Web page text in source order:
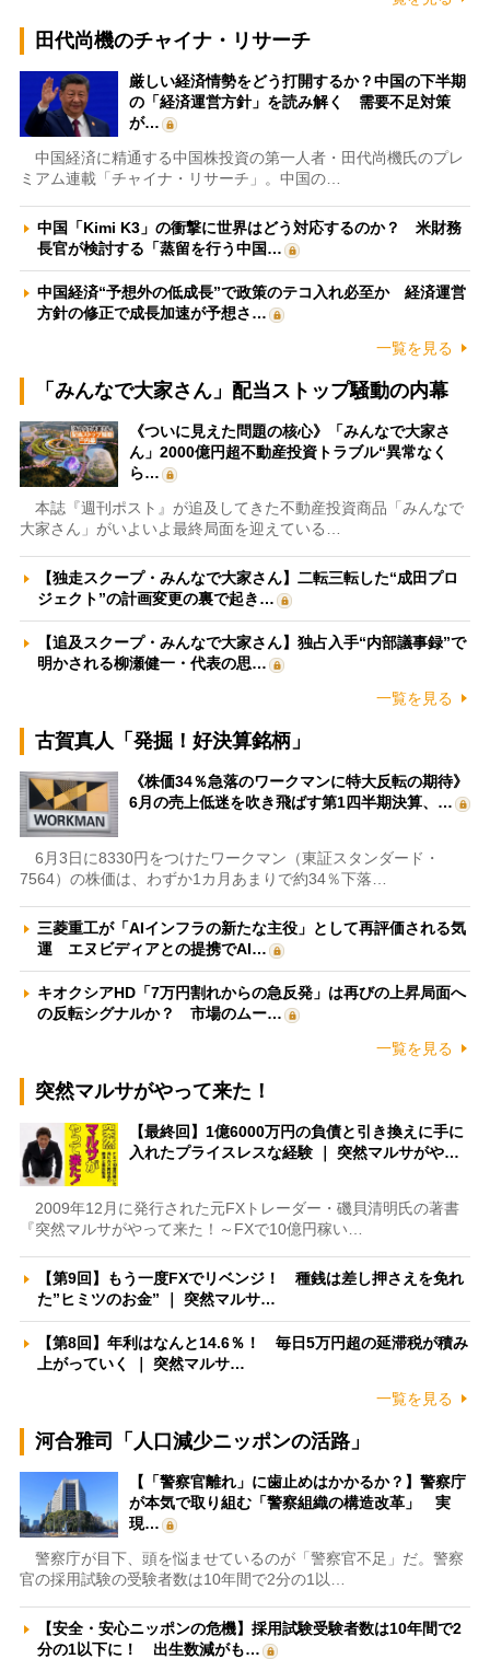
田代尚機のチャイナ・リサーチ
厳しい経済情勢をどう打開するか？中国の下半期
の「経済運営方針」を読み解く 需要不足対策
が…
中国経済に精通する中国株投資の第一人者・田代尚機氏のプレ
ミアム連載「チャイナ・リサーチ」。中国の…
中国「Kimi K3」の衝撃に世界はどう対応するのか？ 米財務
長官が検討する「蒸留を行う中国…
中国経済“予想外の低成長”で政策のテコ入れ必至か 経済運営
方針の修正で成長加速が予想さ…
一覧を見る
「みんなで大家さん」配当ストップ騒動の内幕
《ついに見えた問題の核心》「みんなで大家さ
ん」2000億円超不動産投資トラブル“異常なく
ら…
本誌『週刊ポスト』が追及してきた不動産投資商品「みんなで
大家さん」がいよいよ最終局面を迎えている…
【独走スクープ・みんなで大家さん】二転三転した“成田プロ
ジェクト”の計画変更の裏で起き…
【追及スクープ・みんなで大家さん】独占入手“内部議事録”で
明かされる柳瀬健一・代表の思…
一覧を見る
古賀真人「発掘！好決算銘柄」
《株価34％急落のワークマンに特大反転の期待》
6月の売上低迷を吹き飛ばす第1四半期決算、…
6月3日に8330円をつけたワークマン（東証スタンダード・
7564）の株価は、わずか1カ月あまりで約34％下落…
三菱重工が「AIインフラの新たな主役」として再評価される気
運 エヌビディアとの提携でAI…
キオクシアHD「7万円割れからの急反発」は再びの上昇局面へ
の反転シグナルか？ 市場のムー…
一覧を見る
突然マルサがやって来た！
【最終回】1億6000万円の負債と引き換えに手に
入れたプライスレスな経験 ｜ 突然マルサがや…
2009年12月に発行された元FXトレーダー・磯貝清明氏の著書
『突然マルサがやって来た！～FXで10億円稼い…
【第9回】もう一度FXでリベンジ！ 種銭は差し押さえを免れ
た”ヒミツのお金” ｜ 突然マルサ…
【第8回】年利はなんと14.6％！ 毎日5万円超の延滞税が積み
上がっていく ｜ 突然マルサ…
一覧を見る
河合雅司「人口減少ニッポンの活路」
【「警察官離れ」に歯止めはかかるか？】警察庁
が本気で取り組む「警察組織の構造改革」 実
現…
警察庁が目下、頭を悩ませているのが「警察官不足」だ。警察
官の採用試験の受験者数は10年間で2分の1以…
【安全・安心ニッポンの危機】採用試験受験者数は10年間で2
分の1以下に！ 出生数減がも…